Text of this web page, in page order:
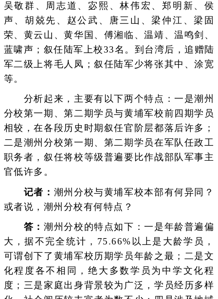
吴敬群、周志道、宓熙、林伟宏、郑明新、侯
声、胡兢先、赵公武、唐三山、梁仲江、梁固
荣、黄云山、黄华国、傅湘临、温靖、温鸣剑、
蓝啸声；叙任陆军上校33名。到台湾后，追赠陆
军二级上将毛人凤；叙任陆军少将张其中、涂宽
等。
分析起来，主要有以下两个特点：一是潮州
分校第一期、第二期学员与黄埔军校前四期学员
相较，在各段历史时期叙任官阶层都落后许多；
二是潮州分校第一期、第二期学员在军队任政工
职务者，叙任将校等级普遍要比作战部队军事主
官低许多。
记者： 潮州分校与黄埔军校本部有何异同？
或者说，潮州分校有何特点？
答： 潮州分校的特点如下：一是年龄普遍偏
大，据不完全统计，75.66%以上是大龄学员，
可谓创下了黄埔军校历期学员年龄之最；二是文
化程度各不相同，绝大多数学员为中学文化程
度；三是家庭出身背景较为广泛，学员经历多样